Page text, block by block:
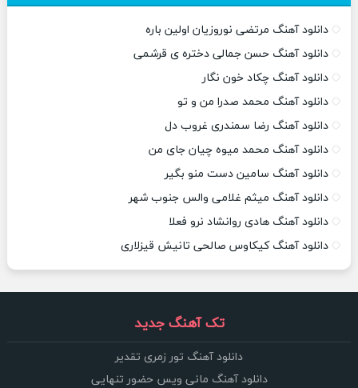
دانلود آهنگ مرتضی نوروزیان اولین باره
دانلود آهنگ حسن جمالی دختره ی قرشمی
دانلود آهنگ چکاد خون نگار
دانلود آهنگ محمد صدرا من و تو
دانلود آهنگ رضا سمندری غروب دل
دانلود آهنگ محمد میوه چیان جای من
دانلود آهنگ سامین دست منو بگیر
دانلود آهنگ میثم غلامی والس جنوب شهر
دانلود آهنگ هادی روانشاد نرو فعلا
دانلود آهنگ کیکاوس صالحی تانیش قیزلاری
تک آهنگ جدید
دانلود آهنگ تور زمری تقدیر
دانلود آهنگ مانی ویس حضور تنهایی